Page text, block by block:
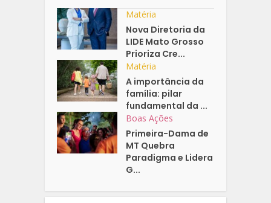
Matéria
Nova Diretoria da
LIDE Mato Grosso
Prioriza Cre...
Matéria
A importância da
família: pilar
fundamental da ...
Boas Ações
Primeira-Dama de
MT Quebra
Paradigma e Lidera
G...